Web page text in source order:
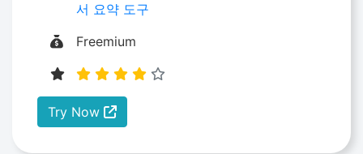
서 요약 도구
Freemium
Try Now